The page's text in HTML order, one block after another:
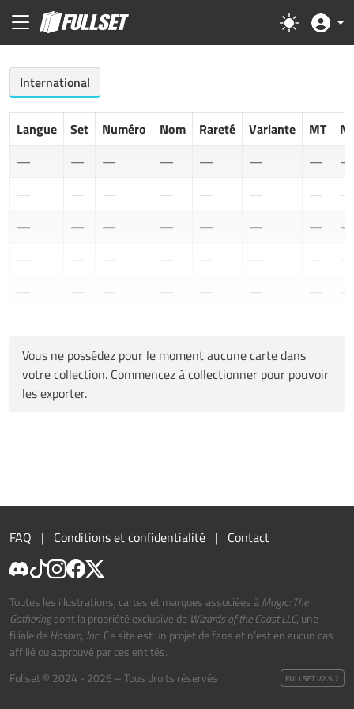
International
Langue Set Numéro Nom Rareté Variante MT
—
— — — — — —
—
—
— — — — — —
—
—
— — — — — —
—
—
— — — — — —
—
—
— — — — — — —
Vous ne possédez pour le moment aucune carte dans
votre collection. Commencez à collectionner pour pouvoir
les exporter.
FAQ Conditions et confidentialité Contact
Toutes les illustrations, cartes et marques associées àMagic: The
Gatheringsont la propriété exclusive de Wizards of the Coast LLC, une
filiale deHasbro, Inc. Ce site est un projet de fans et n’est en aucun cas
affilié ou approuvé par ces entités.
Fullset © 2024 - 2026 – Tous droits réservés
FULLSET V2.5.7